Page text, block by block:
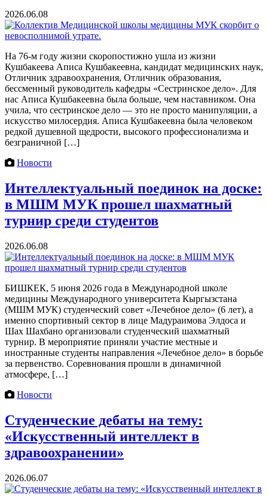
2026.06.08
На 76-м году жизни скоропостижно ушла из жизни
Кушбакеева Аписа Кушбакеевна, кандидат медицинских наук,
Отличник здравоохранения, Отличник образования,
бессменный руководитель кафедры «Сестринское дело». Для
нас Аписа Кушбакеевна была больше, чем наставником. Она
учила, что сестринское дело — это не просто манипуляции, а
искусство милосердия. Аписа Кушбакеевна была человеком
редкой душевной щедрости, высокого профессионализма и
безграничной […]
Новости
Интеллектуальный поединок на доске:
в МШМ МУК прошел шахматный
турнир среди студентов
2026.06.08
БИШКЕК, 5 июня 2026 года в Международной школе
медицины Международного университета Кыргызстана
(МШМ МУК) студенческий совет «Лечебное дело» (6 лет), а
именно спортивный сектор в лице Мадураимова Элдоса и
Шах Шахбано организовали студенческий шахматный
турнир. В мероприятие приняли участие местные и
иностранные студенты направления «Лечебное дело» в борьбе
за первенство. Соревнования прошли в динамичной
атмосфере, […]
Новости
Студенческие дебаты на тему:
«Искусственный интеллект в
здравоохранении»
2026.06.07